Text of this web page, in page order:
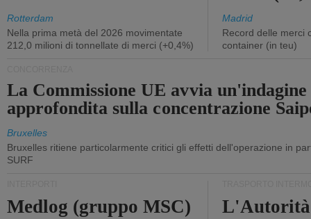
Rotterdam
Nella prima metà del 2026 movimentate
212,0 milioni di tonnellate di merci (+0,4%)
Madrid
Record delle merci
container (in teu)
La Commissione UE avvia un'indagine
approfondita sulla concentrazione
Bruxelles
Bruxelles ritiene particolarmente critici gli effetti dell'operazione in
SURF
Medlog (gruppo MSC)